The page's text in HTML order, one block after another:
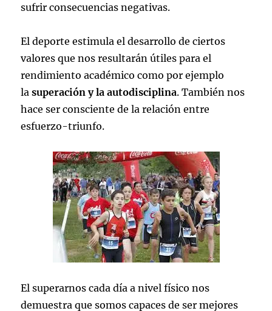
sufrir consecuencias negativas.
El deporte estimula el desarrollo de ciertos
valores que nos resultarán útiles para el
rendimiento académico como por ejemplo
lasuperación y la autodisciplina. También nos
hace ser consciente de la relación entre
esfuerzo-triunfo.
El superarnos cada día a nivel físico nos
demuestra que somos capaces de ser mejores